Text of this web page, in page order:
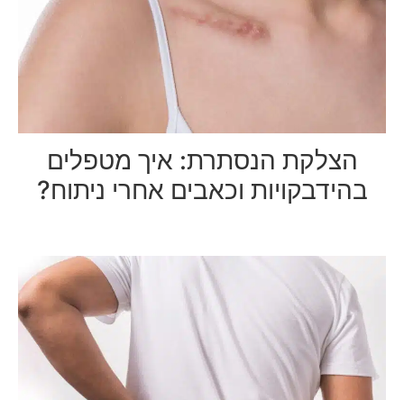
הצלקת הנסתרת: איך מטפלים
בהידבקויות וכאבים אחרי ניתוח?